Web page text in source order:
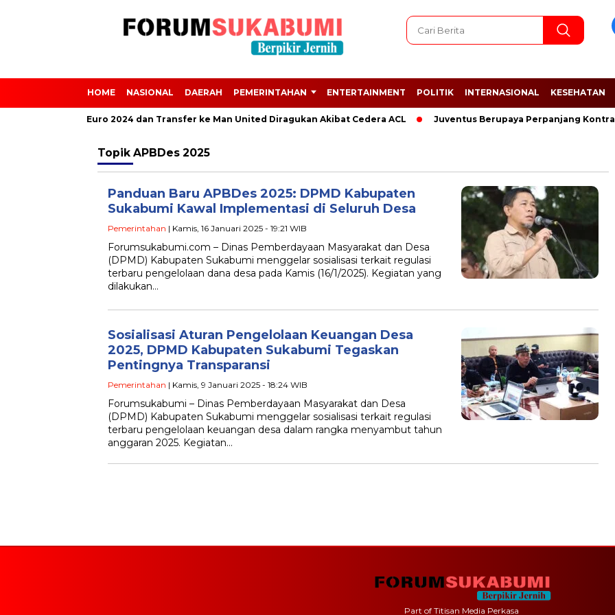
HOME NASIONAL DAERAH PEMERINTAHAN ENTERTAINMENT POLITIK INTERNASIONAL KESEHATAN
Absen dari Euro 2024 dan Transfer ke Man United Diragukan Akibat Cedera ACL Juventus Berupaya Perpanjang
Topik APBDes 2025
Panduan Baru APBDes 2025: DPMD Kabupaten
Sukabumi Kawal Implementasi di Seluruh Desa
Pemerintahan | Kamis, 16 Januari 2025 - 19:21 WIB
Forumsukabumi.com – Dinas Pemberdayaan Masyarakat dan Desa
(DPMD) Kabupaten Sukabumi menggelar sosialisasi terkait regulasi
terbaru pengelolaan dana desa pada Kamis (16/1/2025). Kegiatan yang
dilakukan…
Sosialisasi Aturan Pengelolaan Keuangan Desa
2025, DPMD Kabupaten Sukabumi Tegaskan
Pentingnya Transparansi
Pemerintahan | Kamis, 9 Januari 2025 - 18:24 WIB
Forumsukabumi – Dinas Pemberdayaan Masyarakat dan Desa
(DPMD) Kabupaten Sukabumi menggelar sosialisasi terkait regulasi
terbaru pengelolaan keuangan desa dalam rangka menyambut tahun
anggaran 2025. Kegiatan…
Part of Titisan Media Perkasa